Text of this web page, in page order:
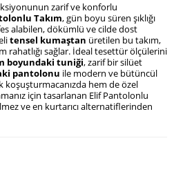
zarif ve konforlu
Takım, gün boyu süren şıklığı
alabilen, dökümlü ve cilde dost
tensel kumaştan üretilen bu takım,
rahatlığı sağlar. İdeal tesettür ölçülerini
boyundaki tuniği, zarif bir silüet
pantolonu ile modern ve bütüncül
hem de özel
için tasarlanan Elif Pantolonlu
ve en kurtarıcı alternatiflerinden